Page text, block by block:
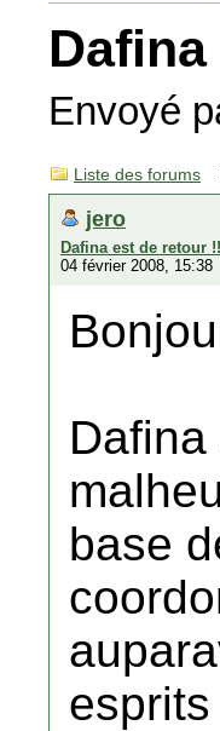
Envoyé
Liste des forums
jero
Dafina est de retour
04 février 2008, 15:38
base